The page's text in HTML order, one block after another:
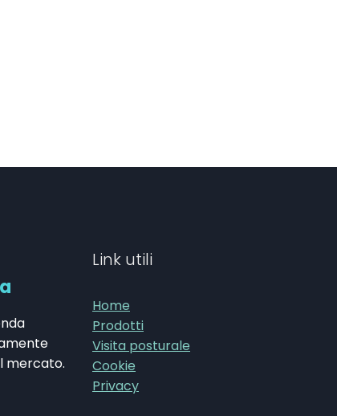
mercato.
Link utili
Home
Prodotti
Visita posturale
Cookie
Privacy